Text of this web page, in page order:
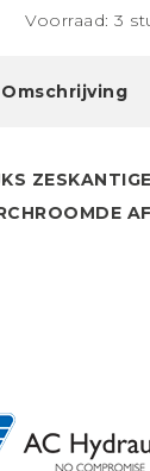
Voorraad: 3
Omschrijving